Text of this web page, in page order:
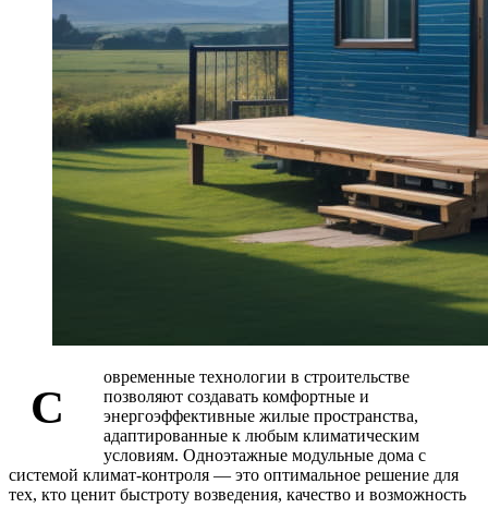
С
овременные технологии в строительстве
позволяют создавать комфортные и
энергоэффективные жилые пространства,
адаптированные к любым климатическим
условиям. Одноэтажные модульные дома с
системой климат-контроля — это оптимальное решение для
тех, кто ценит быстроту возведения, качество и возможность